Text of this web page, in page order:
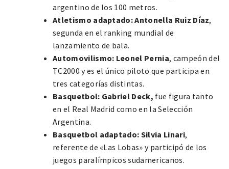
argentino de los 100 metros.
Atletismo adaptado: Antonella Ruiz Díaz,
segunda en el ranking mundial de
lanzamiento de bala.
Automovilismo: Leonel Pernia, campeón del
TC2000 y es el único piloto que participa en
tres categorías distintas.
Basquetbol: Gabriel Deck, fue figura tanto
en el Real Madrid como en la Selección
Argentina.
Basquetbol adaptado: Silvia Linari,
referente de «Las Lobas» y participó de los
juegos paralímpicos sudamericanos.